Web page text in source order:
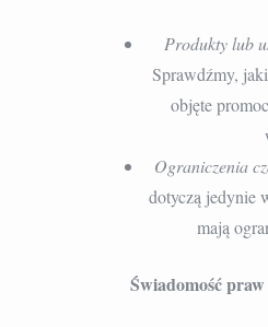
Produkty lub
Sprawdźmy,
objęte
Ograniczenia
dotyczą jedynie
mają
Świadomość